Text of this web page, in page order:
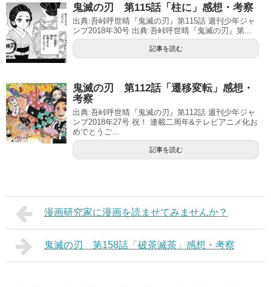
鬼滅の刃 第115話「柱に」感想・考察
出典:吾峠呼世晴『鬼滅の刃』第115話 週刊少年ジャ
ンプ2018年30号 出典:吾峠呼世晴『鬼滅の刃』第...
記事を読む
鬼滅の刃 第112話「遷移変転」感想・
考察
出典:吾峠呼世晴『鬼滅の刃』第112話 週刊少年ジャ
ンプ2018年27号 祝！ 連載二周年&テレビアニメ化お
めでとうご...
記事を読む
漫画研究家に漫画を読ませてみませんか？
鬼滅の刃 第158話「破茶滅茶」感想・考察